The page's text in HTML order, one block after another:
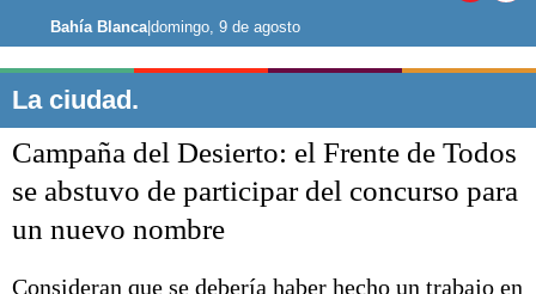
Noticias
La ciudad
Punta Alta
El mundo
Seguridad
Opinión
Liga del Sur
Bahía Blanca|domingo, 9 de agosto
La ciudad.
Campaña del Desierto: el Frente de Todos
se abstuvo de participar del concurso para
un nuevo nombre
Consideran que se debería haber hecho un trabajo en